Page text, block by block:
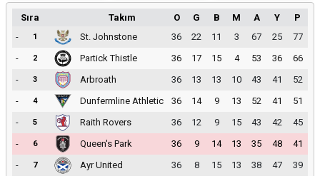
Sıra Takım O G B M A Y
P
-
1 St. Johnstone 36 22 11 3 67 25
77
-
2 Partick Thistle 36 17 15 4 53 36
66
-
3 Arbroath 36 13 13 10 43 41
52
-
4 Dunfermline Athletic 36 14 9 13 52 41
51
-
5 Raith Rovers 36 12 9 15 43 42
45
-
6 Queen's Park 36 9 14 13 35 48
41
-
7 Ayr United 36 8 15 13 38 47
39